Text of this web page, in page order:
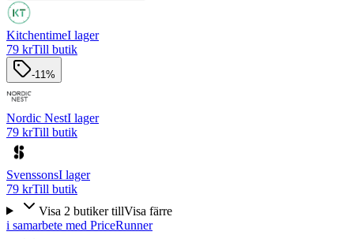
KitchentimeI lager
79 krTill butik
-11%
Nordic NestI lager
79 krTill butik
SvenssonsI lager
79 krTill butik
Visa 2 butiker tillVisa färre
i samarbete med PriceRunner